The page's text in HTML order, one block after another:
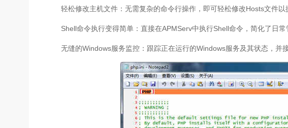
轻松修改主机文件：无需复杂的命令行操作，即可轻松修改Hosts文件以
Shell命令执行变得简单：直接在APMServ中执行Shell命令，简化了日常
无缝的Windows服务监控：跟踪正在运行的Windows服务及其状态，并接